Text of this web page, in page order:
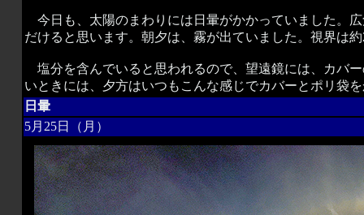
今日も、太陽のまわりには日暈がかかっていました。
だけると思います。朝夕は、霧が出ていました。視界は
塩分を含んでいると思われるので、望遠鏡には、カバ
いときには、夕方はいつもこんな感じでカバーとポリ袋
日暈
5月25日（月）